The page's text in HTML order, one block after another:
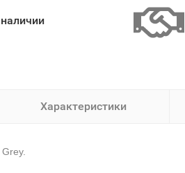
Характеристики